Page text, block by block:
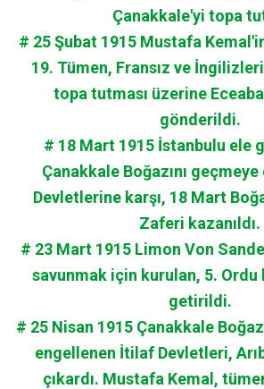
Çanakkale'yi topa
# 25 Şubat 1915 Mustafa
19. Tümen, Fransız ve
topa tutması üzerine
gönderildi.
# 18 Mart 1915 İstanbulu ele
Çanakkale Boğazını
Devletlerine karşı, 18 Mart
Zaferi kazanıldı.
# 23 Mart 1915 Limon Von
savunmak için kurulan, 5. Ordu
getirildi.
# 25 Nisan 1915 Çanakkale
engellenen İtilaf Devletleri,
çıkardı. Mustafa Kemal,